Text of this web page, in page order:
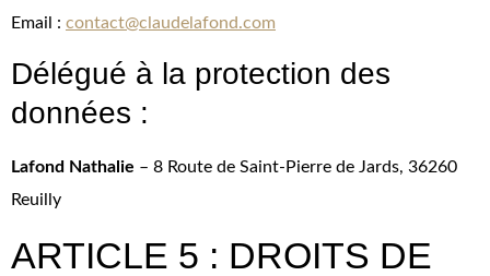
Email : contact@claudelafond.com
Délégué à la protection des
données :
Lafond Nathalie – 8 Route de Saint-Pierre de Jards, 36260
Reuilly
ARTICLE 5 : DROITS DE